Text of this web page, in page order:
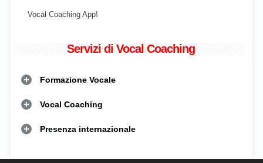
Vocal Coaching App!
Servizi di Vocal Coaching
Formazione Vocale
Vocal Coaching
Presenza internazionale